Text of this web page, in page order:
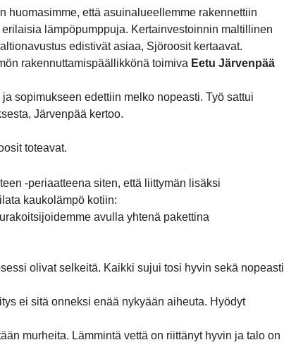
huomasimme, että asuinalueellemme rakennettiin
lämpöpumppuja. Kertainvestoinnin maltillinen
edistivät asiaa, Sjöroosit kertaavat.
rakennuttamispäällikkönä toimiva Eetu Järvenpää
sopimukseen edettiin melko nopeasti. Työ sattui
Järvenpää kertoo.
toteavat.
-periaatteena siten, että liittymän lisäksi
kaukolämpö kotiin:
avulla yhtenä pakettina
olivat selkeitä. Kaikki sujui tosi hyvin sekä nopeasti
ei sitä onneksi enää nykyään aiheuta. Hyödyt
murheita. Lämmintä vettä on riittänyt hyvin ja talo on